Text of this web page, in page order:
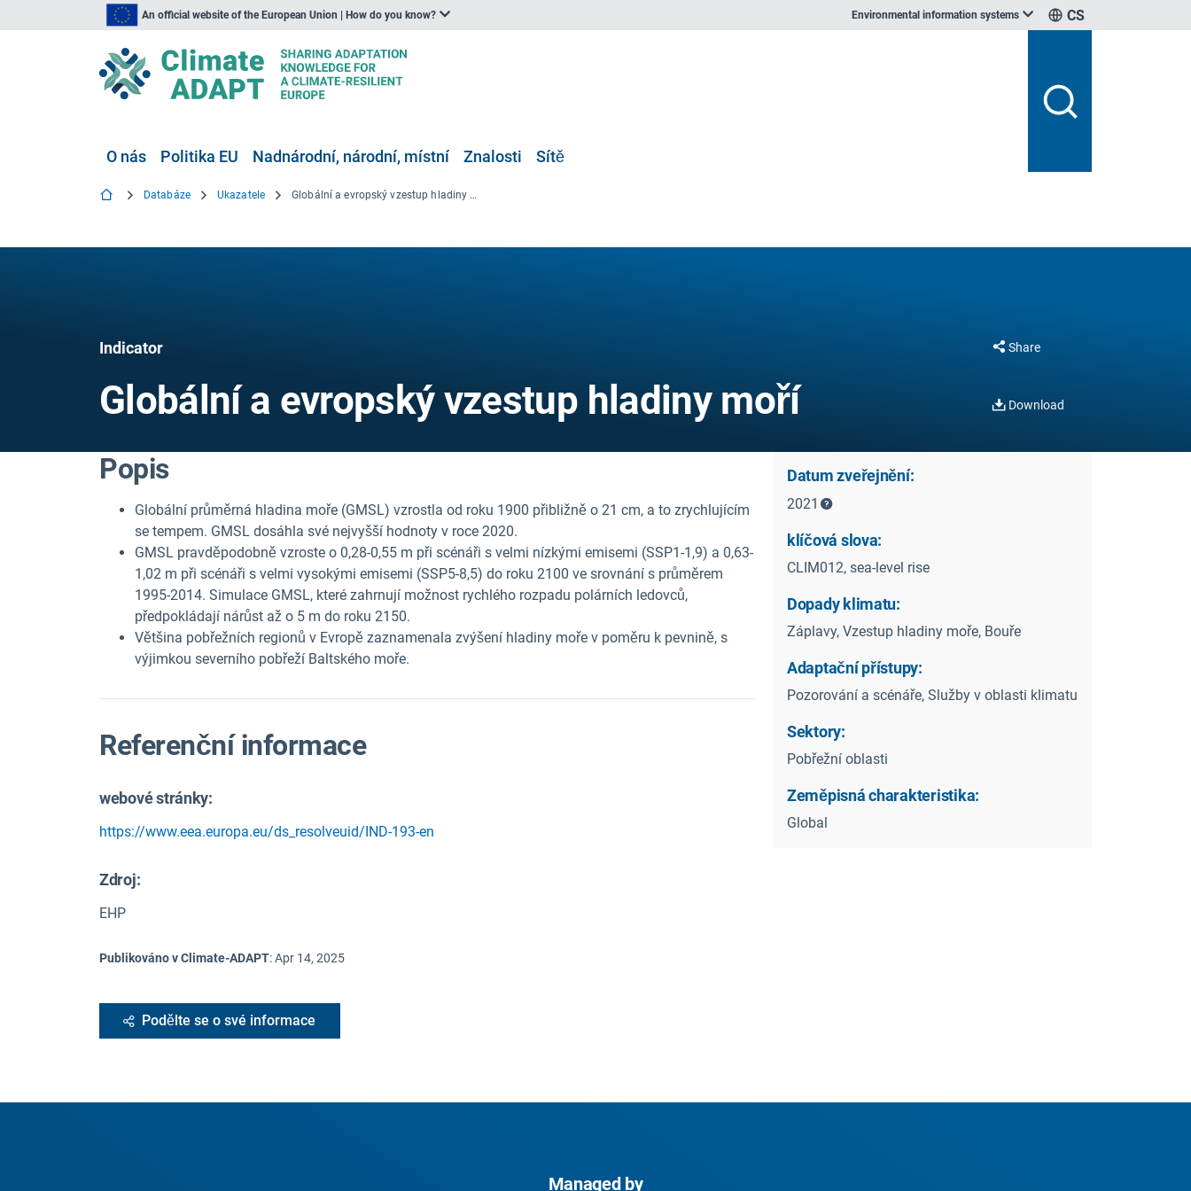
An official website of the European Union | How do you know? Environmental information systems CS
O nás Politika EU Nadnárodní, národní, místní Znalosti Sítě
Databáze Ukazatele Globální a evropský vzestup hladiny moří
Indicator
Globální a evropský vzestup hladiny moří
Share
Download
Popis
Globální průměrná hladina moře (GMSL) vzrostla od roku 1900 přibližně o 21 cm, a to zrychlujícím
se tempem. GMSL dosáhla své nejvyšší hodnoty v roce 2020.
GMSL pravděpodobně vzroste o 0,28-0,55 m při scénáři s velmi nízkými emisemi (SSP1-1,9) a 0,63-
1,02 m při scénáři s velmi vysokými emisemi (SSP5-8,5) do roku 2100 ve srovnání s průměrem
1995-2014. Simulace GMSL, které zahrnují možnost rychlého rozpadu polárních ledovců,
předpokládají nárůst až o 5 m do roku 2150.
Většina pobřežních regionů v Evropě zaznamenala zvýšení hladiny moře v poměru k pevnině, s
výjimkou severního pobřeží Baltského moře.
Referenční informace
webové stránky:
https://www.eea.europa.eu/ds_resolveuid/IND-193-en
Zdroj:
EHP
Publikováno v Climate-ADAPT:Apr 14, 2025
Podělte se o své informace
Datum zveřejnění:
2021
klíčová slova:
CLIM012, sea-level rise
Dopady klimatu:
Záplavy, Vzestup hladiny moře, Bouře
Adaptační přístupy:
Pozorování a scénáře, Služby v oblasti klimatu
Sektory:
Pobřežní oblasti
Zeměpisná charakteristika:
Global
Managed by